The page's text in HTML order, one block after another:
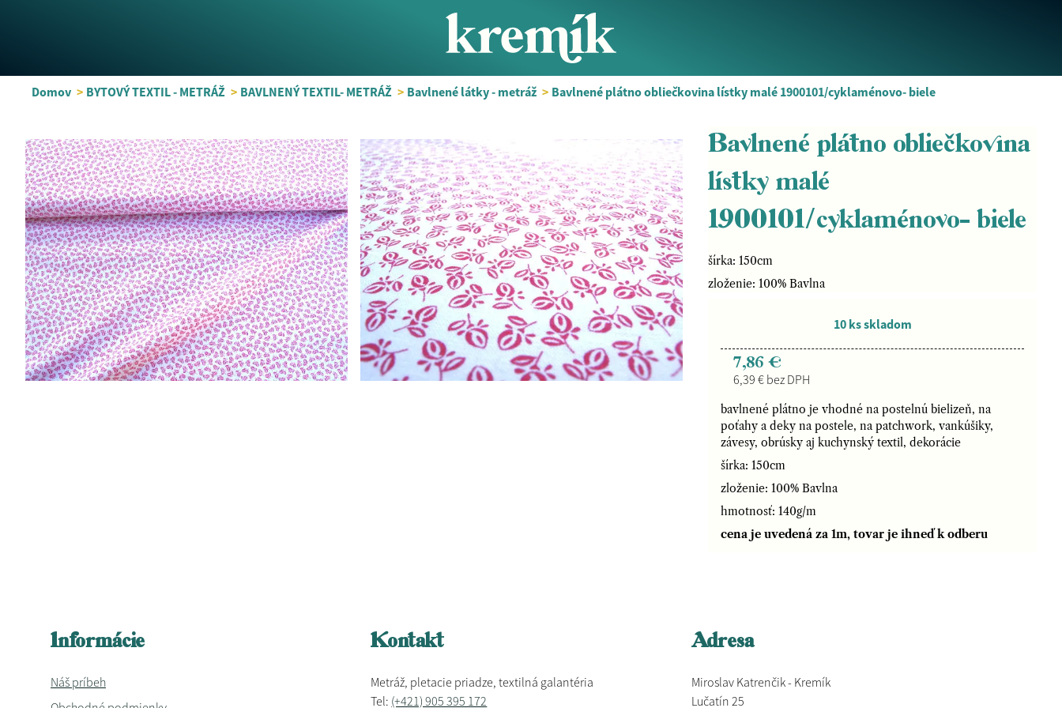
Domov > BYTOVÝ TEXTIL - METRÁŽ > BAVLNENÝ TEXTIL- METRÁŽ > Bavlnené látky - metráž > Bavlnené plátno obliečkovina lístky malé 1900101/cyklaménovo- biele
Bavlnené plátno obliečkovina
lístky malé
1900101/cyklaménovo- biele
šírka: 150cm
zloženie: 100% Bavlna
10 ks skladom
7,86 €
6,39 € bez DPH
bavlnené plátno je vhodné na postelnú bielizeň, na
poťahy a deky na postele, na patchwork, vankúšiky,
závesy, obrúsky aj kuchynský textil, dekorácie
šírka: 150cm
zloženie: 100% Bavlna
hmotnosť: 140g/m
cena je uvedená za 1m, tovar je ihneď k odberu
Informácie
Náš príbeh
Kontakt
Metráž, pletacie priadze, textilná galantéria
Tel: (+421) 905 395 172
Adresa
Miroslav Katrenčik - Kremík
Lučatín 25